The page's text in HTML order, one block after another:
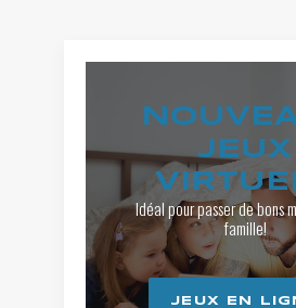
JEUX
Idéal pour passer de bons
famille!
JEUX EN